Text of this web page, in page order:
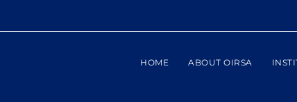
HOME ABOUT OIRSA